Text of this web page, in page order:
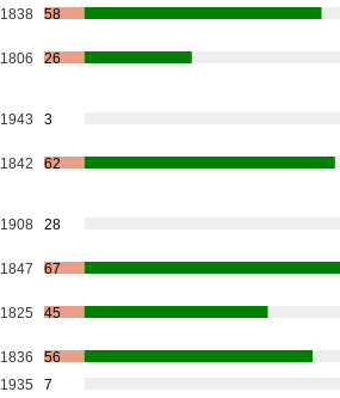
1838 58
1806 26
1943 3
1842 62
1908 28
1847 67
1825 45
1836
56
1935 7